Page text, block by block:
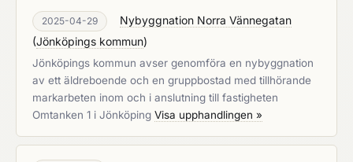
2025-04-29
Nybyggnation Norra Vännegatan
(Jönköpings kommun)
Jönköpings kommun avser genomföra en nybyggnation
av ett äldreboende och en gruppbostad med tillhörande
markarbeten inom och i anslutning till fastigheten
Omtanken 1 i Jönköping Visa upphandlingen »